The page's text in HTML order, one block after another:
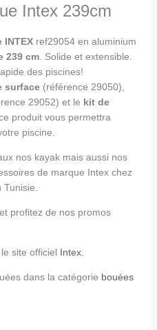
Intex 239cm
INTEX ref29054 en aluminium
239 cm. Solide et extensible.
des piscines!
surface(référence 29050),
29052) et le kit de
produit vous permettra
piscine.
nos kayak mais aussi nos
de marque Intex chez
profitez de nos promos
site officiel Intex.
dans la catégorie bouées